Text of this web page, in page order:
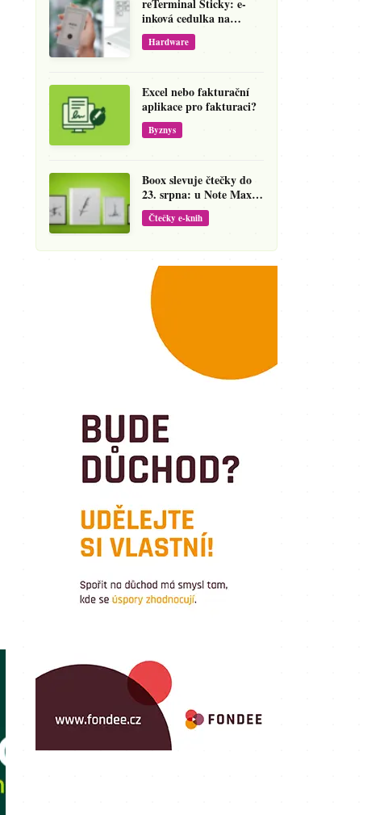
reTerminal Sticky: e-
inková cedulka na
ledničku, která přepíše
váš hlas na vzkaz
Hardware
Excel nebo fakturační
aplikace pro fakturaci?
Byznys
Boox slevuje čtečky do
23. srpna: u Note Maxu
jde cena dolů o 138 eur
Čtečky e-knih